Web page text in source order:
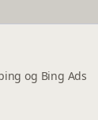
og Bing Ads